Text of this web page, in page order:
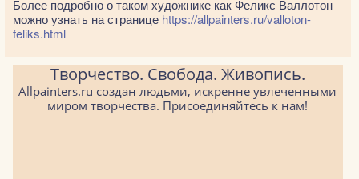
Более подробно о таком художнике как Феликс Валлотон
можно узнать на странице https://allpainters.ru/valloton-
feliks.html
Творчество. Свобода. Живопись.
Allpainters.ru создан людьми, искренне увлеченными
миром творчества. Присоединяйтесь к нам!